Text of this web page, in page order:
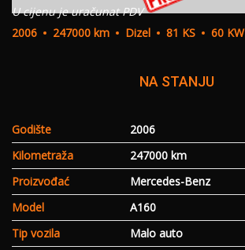
U cijenu je uračunat PDV
2006
247000 km Dizel 81 KS 60 KW
NA STANJU
Godište
2006
Kilometraža
247000 km
Proizvođać
Mercedes-Benz
Model
A160
Tip vozila
Malo auto